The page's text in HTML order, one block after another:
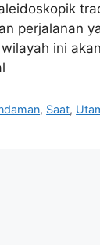
perjalanan
ini
, Saat,